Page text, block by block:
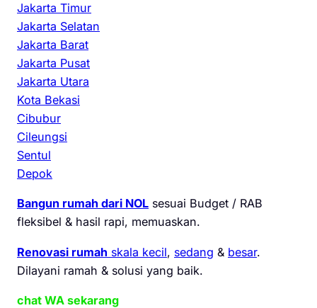
Jakarta Timur
Jakarta Selatan
Jakarta Barat
Jakarta Pusat
Jakarta Utara
Kota Bekasi
Cibubur
Cileungsi
Sentul
Depok
Bangun rumah dari NOL sesuai Budget / RAB
fleksibel & hasil rapi, memuaskan.
Renovasi rumah skala kecil, sedang & besar.
Dilayani ramah & solusi yang baik.
chat WA sekarang